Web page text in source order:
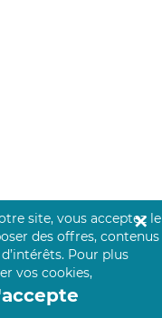
site, vous acceptez le
des offres, contenus
Pour plus
vos cookies,
✕